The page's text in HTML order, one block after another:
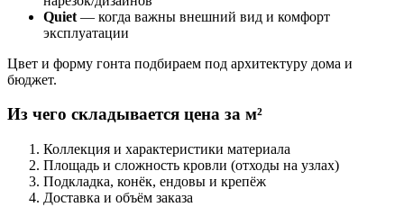
Quiet — когда важны внешний вид и комфорт
эксплуатации
Цвет и форму гонта подбираем под архитектуру дома и
бюджет.
Из чего складывается цена за м²
Коллекция и характеристики материала
Площадь и сложность кровли (отходы на узлах)
Подкладка, конёк, ендовы и крепёж
Доставка и объём заказа